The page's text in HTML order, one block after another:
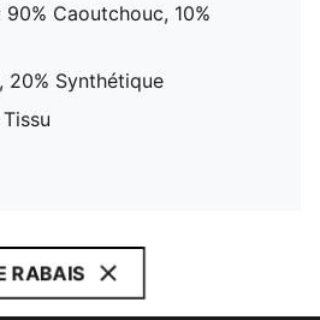
90% Caoutchouc, 10%
20% Synthétique
RABAIS